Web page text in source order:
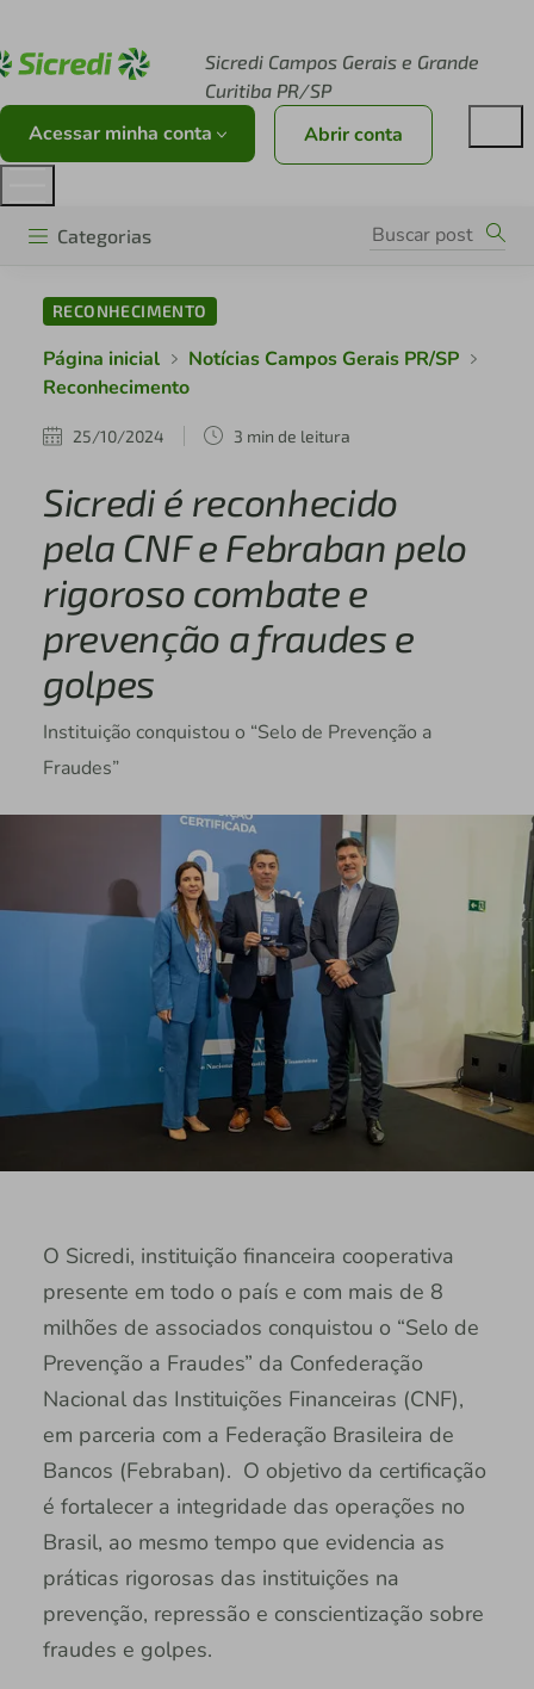
Sicredi Campos Gerais e Grande
Curitiba PR/SP
Acessar minha conta Abrir conta
Categorias
RECONHECIMENTO
Página inicial
Notícias Campos Gerais PR/SP
Reconhecimento
25/10/2024 3 min de leitura
Sicredi é reconhecido
pela CNF e Febraban pelo
rigoroso combate e
prevenção a fraudes e
golpes
Instituição conquistou o “Selo de Prevenção a
Fraudes”
O Sicredi, instituição financeira cooperativa
presente em todo o país e com mais de 8
milhões de associados conquistou o “Selo de
Prevenção a Fraudes” da Confederação
Nacional das Instituições Financeiras (CNF),
em parceria com a Federação Brasileira de
Bancos (Febraban). O objetivo da certificação
é fortalecer a integridade das operações no
Brasil, ao mesmo tempo que evidencia as
práticas rigorosas das instituições na
prevenção, repressão e conscientização sobre
fraudes e golpes.